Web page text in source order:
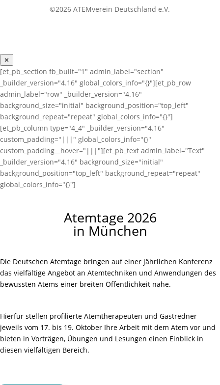
©2026 ATEMverein Deutschland e.V.
✕
[et_pb_section fb_built="1" admin_label="section"
_builder_version="4.16" global_colors_info="{}"][et_pb_row
admin_label="row" _builder_version="4.16"
background_size="initial" background_position="top_left"
background_repeat="repeat" global_colors_info="{}"]
[et_pb_column type="4_4" _builder_version="4.16"
custom_padding="|||" global_colors_info="{}"
custom_padding__hover="|||"][et_pb_text admin_label="Text"
_builder_version="4.16" background_size="initial"
background_position="top_left" background_repeat="repeat"
global_colors_info="{}"]
Atemtage 2026
in München
Die Deutschen Atemtage bringen auf einer jährlichen Konferenz
das vielfältige Angebot an Atemtechniken und Anwendungen des
bewussten Atems einer breiten Öffentlichkeit nahe.
Hierfür stellen profilierte Atemtherapeuten und Gastredner
jeweils vom 17. bis 19. Oktober Ihre Arbeit mit dem Atem vor und
bieten in Vorträgen, Übungen und Lesungen einen Einblick in
diesen vielfältigen Bereich.